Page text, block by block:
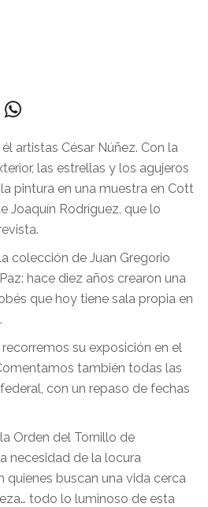
artistas César Núñez. Con la
las estrellas y los agujeros
pintura en una muestra en Cott
Joaquín Rodríguez, que lo
colección de Juan Gregorio
hace diez años crearon una
que hoy tiene sala propia en
su exposición en el
también todas las
con un repaso de fechas
Orden del Tornillo de
necesidad de la locura
quienes buscan una vida cerca
todo lo luminoso de esta